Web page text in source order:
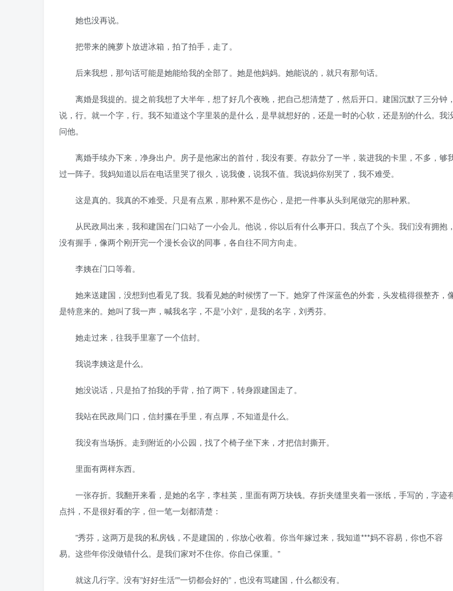
她也没再说。
把带来的腌萝卜放进冰箱，拍了拍手，走了。
后来我想，那句话可能是她能给我的全部了。她是他妈妈。她能说的，就只有那句话。
离婚是我提的。提之前我想了大半年，想了好几个夜晚，把自己想清楚了，然后开口。建国沉默了三分钟
说，行。就一个字，行。我不知道这个字里装的是什么，是早就想好的，还是一时的心软，还是别的什么。我
问他。
离婚手续办下来，净身出户。房子是他家出的首付，我没有要。存款分了一半，装进我的卡里，不多，够
过一阵子。我妈知道以后在电话里哭了很久，说我傻，说我不值。我说妈你别哭了，我不难受。
这是真的。我真的不难受。只是有点累，那种累不是伤心，是把一件事从头到尾做完的那种累。
从民政局出来，我和建国在门口站了一小会儿。他说，你以后有什么事开口。我点了个头。我们没有拥抱
没有握手，像两个刚开完一个漫长会议的同事，各自往不同方向走。
李姨在门口等着。
她来送建国，没想到也看见了我。我看见她的时候愣了一下。她穿了件深蓝色的外套，头发梳得很整齐，
是特意来的。她叫了我一声，喊我名字，不是”小刘”，是我的名字，刘秀芬。
她走过来，往我手里塞了一个信封。
我说李姨这是什么。
她没说话，只是拍了拍我的手背，拍了两下，转身跟建国走了。
我站在民政局门口，信封攥在手里，有点厚，不知道是什么。
我没有当场拆。走到附近的小公园，找了个椅子坐下来，才把信封撕开。
里面有两样东西。
一张存折。我翻开来看，是她的名字，李桂英，里面有两万块钱。存折夹缝里夹着一张纸，手写的，字迹
点抖，不是很好看的字，但一笔一划都清楚：
”秀芬，这两万是我的私房钱，不是建国的，你放心收着。你当年嫁过来，我知道***妈不容易，你也不容
易。这些年你没做错什么。是我们家对不住你。你自己保重。”
就这几行字。没有”好好生活””一切都会好的”，也没有骂建国，什么都没有。